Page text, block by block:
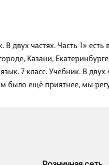
В двух частях. Часть 1»
Казани,
7 класс. Учебник. В
было ещё приятнее, мы